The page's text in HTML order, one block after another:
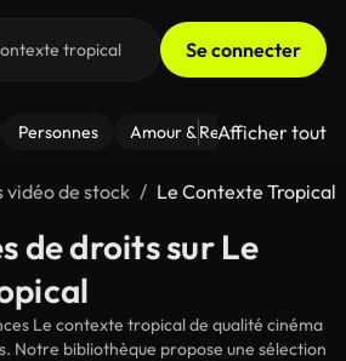
Se connecter
Personnes Amour & Relations Le
Afficher tout
vidéo de stock Le Contexte Tropical
de droits sur Le
Le contexte tropical de qualité cinéma
Notre bibliothèque propose une sélection